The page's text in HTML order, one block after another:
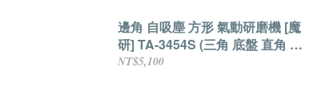
邊角 自吸塵 方形 氣動研磨機 [魔
研] TA-3454S (三角 底盤 直角 漆
面 去漆 翻修 DIY 汽車美容 除油
NT$5,100